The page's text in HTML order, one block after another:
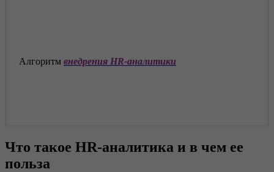
Алгоритм внедрения HR-аналитики
Что такое HR-аналитика и в чем ее
польза